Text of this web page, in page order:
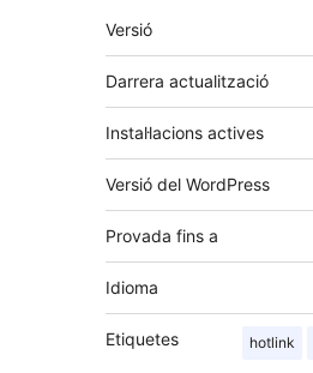
Meta
Versió
Darrera actualització
Instal·lacions actives
Versió del WordPress
Provada fins a
Idioma
Etiquetes hotlink